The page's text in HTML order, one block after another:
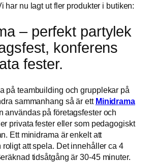
har nu lagt ut fler produkter i butiken:
– perfekt partylek
konferens
fester.
på teambuilding och grupplekar på
sammanhang så är ett Minidrama
användas på företagsfester och
privata fester eller som pedagogiskt
Ett minidrama är enkelt att
roligt att spela. Det innehåller ca 4
tidsåtgång är 30-45 minuter.